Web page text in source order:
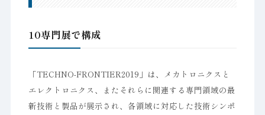
10専門展で構成
「TECHNO-FRONTIER2019」は、メカトロニクスと
エレクトロニクス、またそれらに関連する専門領域の最
新技術と製品が展示され、各領域に対応した技術シンポ